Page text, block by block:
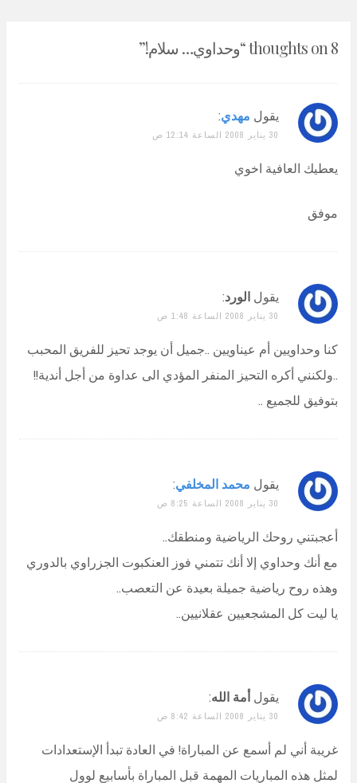
8 thoughts on “ وحداوي… سلام!”
يقول مهدي:
30 يناير 2008 الساعة 12:14 ص
يعطيك العافية اخوي
موفق
يقول الورد:
30 يناير 2008 الساعة 1:48 ص
كنا وحداويين أم عيناويين ..جميل أن يوجد تحيز للفريق المحبب
..ولكنني أكره التحيز المنفر المؤدي الى عداوة من أجل أندية!!
بتوفيق للجميع ..
يقول محمد المخلفي:
30 يناير 2008 الساعة 8:25 ص
أعجبتني روحك الرياضية ومنطقك..
مع أنك وحداوي إلا أنك تتمني فوز العنكبوت الجزراوي بالدوري
وهذه روح رياضية جميلة بعيدة عن التعصب..
يا ليت كل المشجعيين عقلانيين..
يقول أمة الله:
30 يناير 2008 الساعة 8:42 ص
غريبة أني لم أسمع عن المباراة! في العادة تبدأ الإستعدادات
لمثل هذه المباريات المهمة قبل المباراة بأسابيع لوول